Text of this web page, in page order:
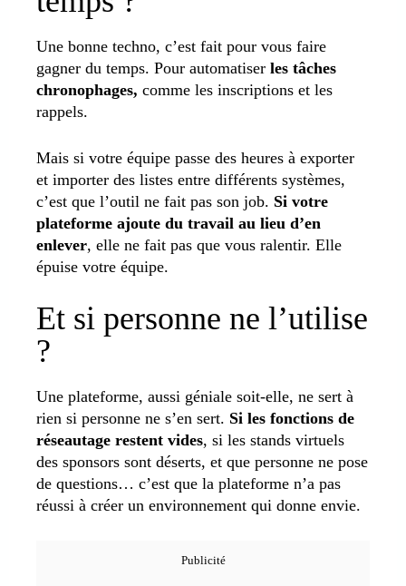
Une bonne techno, c’est fait pour vous faire
gagner du temps. Pour automatiser les tâches
chronophages, comme les inscriptions et les
rappels.
Mais si votre équipe passe des heures à exporter
et importer des listes entre différents systèmes,
c’est que l’outil ne fait pas son job. Si votre
plateforme ajoute du travail au lieu d’en
enlever, elle ne fait pas que vous ralentir. Elle
épuise votre équipe.
Et si personne ne l’utilise
?
Une plateforme, aussi géniale soit-elle, ne sert à
rien si personne ne s’en sert. Si les fonctions de
réseautage restent vides, si les stands virtuels
des sponsors sont déserts, et que personne ne pose
de questions… c’est que la plateforme n’a pas
réussi à créer un environnement qui donne envie.